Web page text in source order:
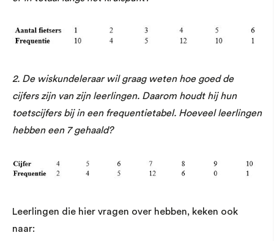
2. De wiskundeleraar wil graag weten hoe goed de
cijfers zijn van zijn leerlingen. Daarom houdt hij hun
toetscijfers bij in een frequentietabel. Hoeveel leerlingen
hebben een 7 gehaald?
Leerlingen die hier vragen over hebben, keken ook
naar: